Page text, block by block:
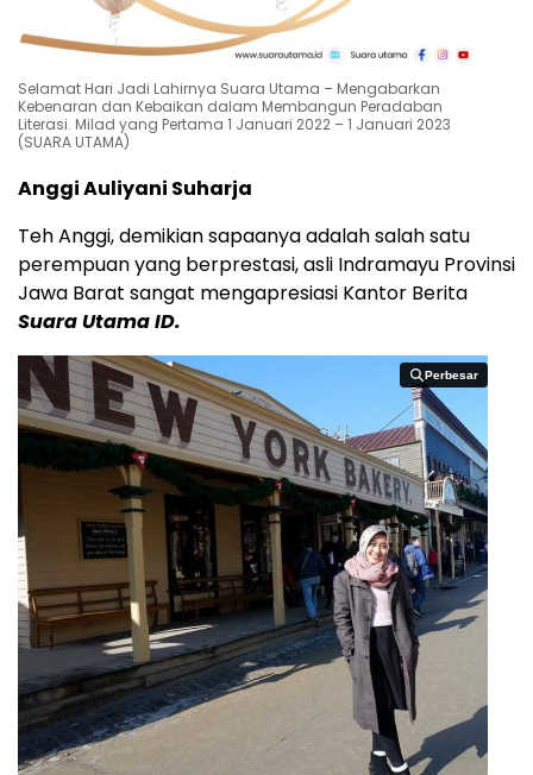
Selamat Hari Jadi Lahirnya Suara Utama – Mengabarkan
Kebenaran dan Kebaikan dalam Membangun Peradaban
Literasi. Milad yang Pertama 1 Januari 2022 – 1 Januari 2023
(SUARA UTAMA)
Anggi Auliyani Suharja
Teh Anggi, demikian sapaanya adalah salah satu
perempuan yang berprestasi, asli Indramayu Provinsi
Jawa Barat sangat mengapresiasi Kantor Berita
Suara Utama ID.
Perbesar
Perbesar